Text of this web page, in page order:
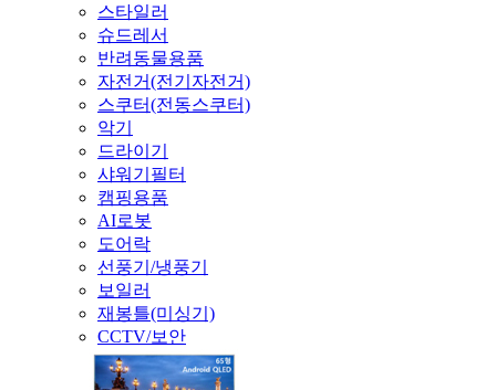
스타일러
슈드레서
반려동물용품
자전거(전기자전거)
스쿠터(전동스쿠터)
악기
드라이기
샤워기필터
캠핑용품
AI로봇
도어락
선풍기/냉풍기
보일러
재봉틀(미싱기)
CCTV/보안